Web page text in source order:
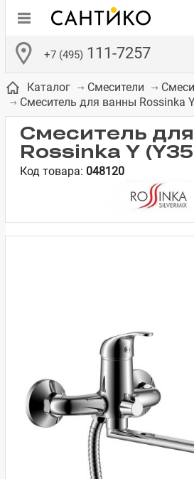
+7 (495) 111-7257
Бачки для
Сиденья для
унитазов
Смесители для
Зеркало-шкаф
Полки в ванную
комнату
Каталог Смесители
Смеситель для ванны Rossinka
Смеситель
Rossinka Y
Код товара: 048120